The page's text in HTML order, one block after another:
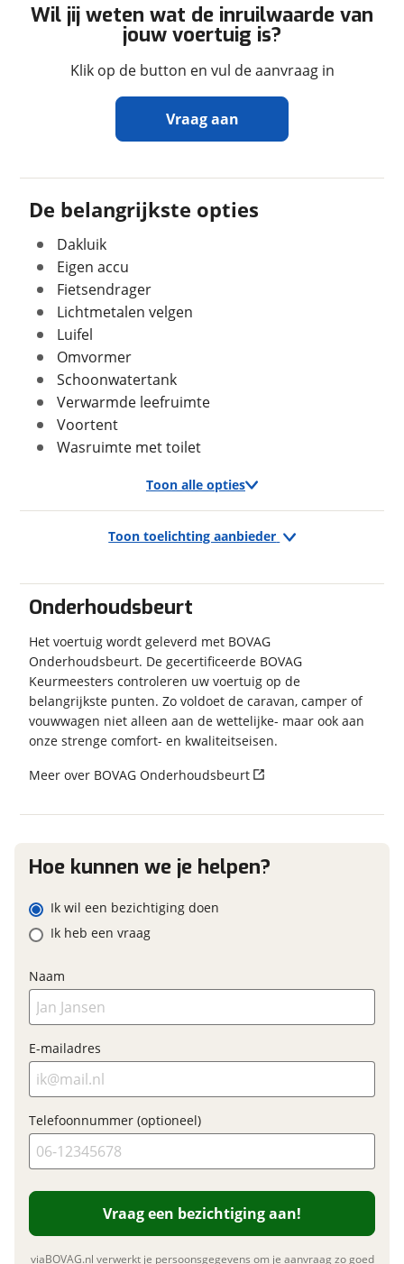
In- en exterieur
Middenkeuken
Sanitairindeling
Hoekopstelling
4
Fransbed
Geschiedenis
Voertuig heeft
schadeverleden
Voormalig verhuurvoertuig
Financieel
BTW/marge
Onderhoudsbeurt
Het voertuig wordt geleverd met BOVAG
Onderhoudsbeurt. De gecertificeerde BOVAG
Keurmeesters controleren uw voertuig op de
belangrijkste punten. Zo voldoet de caravan, camper of
vouwwagen niet alleen aan de wettelijke- maar ook aan
onze strenge comfort- en kwaliteitseisen.
Meer over BOVAG Onderhoudsbeurt
De belangrijkste opties
Dakluik
Eigen accu
Fietsendrager
Lichtmetalen velgen
Luifel
Omvormer
Schoonwatertank
Verwarmde leefruimte
Voortent
Wasruimte met toilet
Toon alle opties
Exterieur/Interieur
Combicassettes
Dakluik
Dakluik groot
Dakluik heki
Fietsenrek
Hordeur
Indirecte verlichting
Leeslampjes
Lichtmetalen velgen
Voortent
Keuken
Gascomfoor Aantal pitten 3
Koelkast
Sanitair
Cassettetoilet
Schoonwatertank (vast)
Toilet/Wasruimte
Slaapcomfort
Lattenbodem
Techniek en veiligheid
Accu
Caravanmover
Omvormer
Toon toelichting aanbieder
Wil jij weten wat de inruilwaarde van
jouw voertuig is?
Klik op de button en vul de aanvraag in
Vraag aan
Ontvang gratis jouw
inruilwaarde!
Zikken Caravans
om jouw inruilwaarde te bepalen.
Jouw kampeervoertuig
Kies je voertuig:
Camper
Caravan
Vouwwagen
Kenteken (optioneel)
Merk, model en type
Eventuele bijzonderheden (optioneel)
Foto's
Klik hier om foto's te uploaden
JPG, PNG (max 10 foto's)
E-mailadres
Telefoonnummer (optioneel)
Vraag mijn inruilwaarde aan
viaBOVAG.nl verwerkt je persoonsgegevens om je aanvraag zo
goed mogelijk bij de aanbieder te brengen. Lees hier meer
over in onze
Hoe kunnen we je helpen?
Ik wil een bezichtiging doen
Ik heb een vraag
Naam
E-mailadres
Telefoonnummer (optioneel)
Vraag een bezichtiging aan!
viaBOVAG.nl verwerkt je persoonsgegevens om je aanvraag zo goed